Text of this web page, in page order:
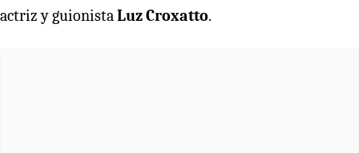
actriz y guionistaLuz Croxatto.